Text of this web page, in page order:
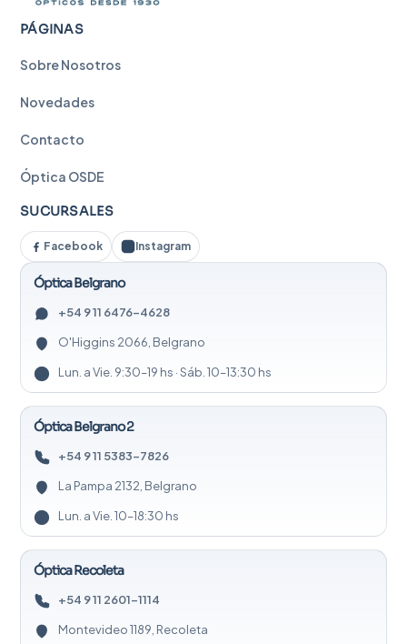
PÁGINAS
Sobre Nosotros
Novedades
Contacto
Óptica OSDE
SUCURSALES
Facebook Instagram
Óptica Belgrano
+54 9 11 6476-4628
O'Higgins 2066, Belgrano
Lun. a Vie. 9:30–19 hs · Sáb. 10–13:30 hs
Óptica Belgrano 2
+54 9 11 5383-7826
La Pampa 2132, Belgrano
Lun. a Vie. 10–18:30 hs
Óptica Recoleta
+54 9 11 2601-1114
Montevideo 1189, Recoleta